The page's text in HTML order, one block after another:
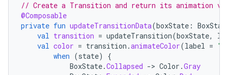
// Create a Transition and return its animation
@Composable
private fun updateTransitionData(boxState :
val transition = updateTransition(boxState,
val color = transition .animateColor(label =
when (state)
{
BoxState.Collapsed -> Color .Gray